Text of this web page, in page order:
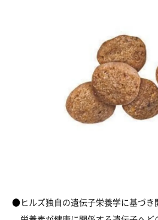
●ヒルズ独自の遺伝子栄養学に基づき